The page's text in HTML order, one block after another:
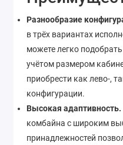
Разнообразие
в трёх вариантах
можете легко
учётом размером
приобрести как лево-,
конфигурации.
Высокая адаптивность.
комбайна с широким
принадлежностей